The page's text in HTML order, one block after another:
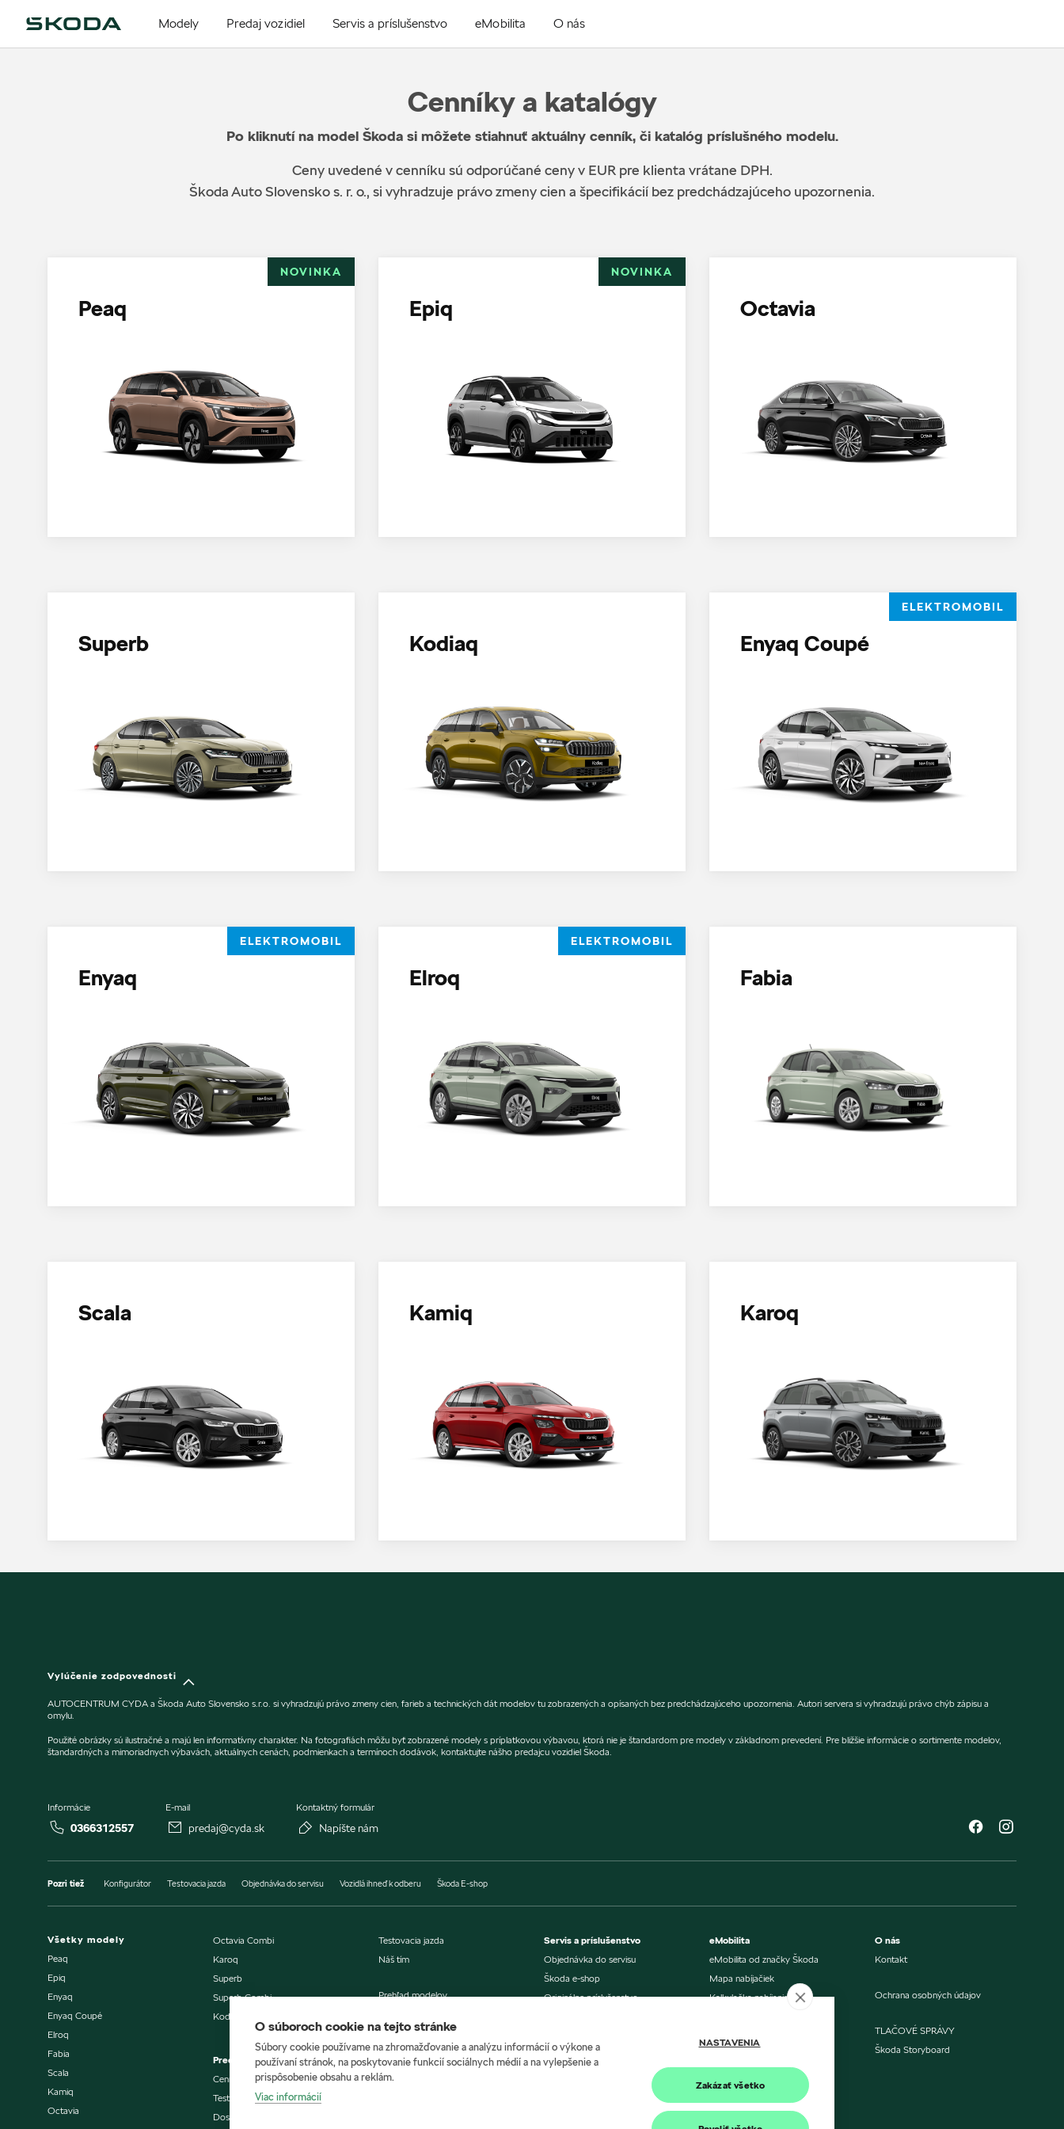
Modely Predaj vozidiel Servis a príslušenstvo eMobilita O nás
Cenníky a katalógy
Po kliknutí na model Škoda si môžete stiahnuť aktuálny cenník, či katalóg príslušného modelu.
Ceny uvedené v cenníku sú odporúčané ceny v EUR pre klienta vrátane DPH.
Škoda Auto Slovensko s. r. o., si vyhradzuje právo zmeny cien a špecifikácií bez predchádzajúceho upozornenia.
NOVINKA
Peaq
NOVINKA
Epiq Octavia
Superb Kodiaq
ELEKTROMOBIL
Enyaq Coupé
ELEKTROMOBIL
Enyaq
ELEKTROMOBIL
Elroq Fabia
Scala Kamiq Karoq
Vylúčenie zodpovednosti
AUTOCENTRUM CYDA a Škoda Auto Slovensko s.r.o. si vyhradzujú právo zmeny cien, farieb a technických dát modelov tu zobrazených a opísaných bez predchádzajúceho upozornenia. Autori servera si vyhradzujú právo chýb zápisu a
omylu.
Použité obrázky sú ilustračné a majú len informatívny charakter. Na fotografiách môžu byť zobrazené modely s príplatkovou výbavou, ktorá nie je štandardom pre modely v základnom prevedení. Pre bližšie informácie o sortimente modelov,
štandardných a mimoriadnych výbavách, aktuálnych cenách, podmienkach a termínoch dodávok, kontaktujte nášho predajcu vozidiel Škoda.
Informácie
0366312557
E-mail
predaj@cyda.sk
Kontaktný formulár
Napíšte nám
Pozri tiež Konfigurátor Testovacia jazda Objednávka do servisu Vozidlá ihneď k odberu Škoda E-shop
Všetky modely
Peaq
Epiq
Enyaq
Enyaq Coupé
Elroq
Fabia
Scala
Kamiq
Octavia
Octavia Combi
Karoq
Superb
Superb Combi
Kodiaq
Predaj vozidiel
Cenníky a katalógy
Testovacia jazda
Dostupné vozidlá skladom
Testovacia jazda
Náš tím
Prehľad modelov
Výhody pre všetkých
už od 1 vozidla
Servis a príslušenstvo
Objednávka do servisu
Škoda e-shop
Originálne príslušenstvo
Škoda Connect
eMobilita
eMobilita od značky Škoda
Mapa nabíjačiek
Kalkulačka nabíjania
Nabíjanie doma alebo v práci
Verejné nabíjanie
O nás
Kontakt
Ochrana osobných údajov
TLAČOVÉ SPRÁVY
Škoda Storyboard
O súboroch cookie na tejto stránke
Súbory cookie používame na zhromažďovanie a analýzu informácií o výkone a
používaní stránok, na poskytovanie funkcií sociálnych médií a na vylepšenie a
prispôsobenie obsahu a reklám.
Viac informácií
NASTAVENIA
Zakázať všetko